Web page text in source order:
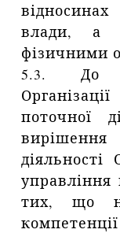
влади, а
фізичними
5.3. До
поточної
діяльності
управління
тих, що